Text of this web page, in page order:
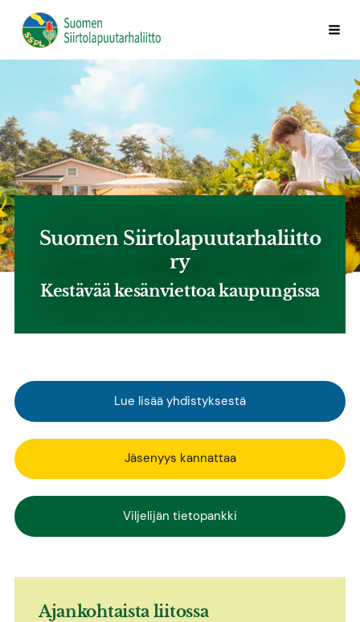
Siirry
sivun
Suomen Siirtolapuutarhaliitto ry
Suomen Siirtolapuutarhaliitto
ry
Kestävää kesänviettoa kaupungissa
Lue lisää yhdistyksestä
Jäsenyys kannattaa
Viljelijän tietopankki
Ajankohtaista liitossa